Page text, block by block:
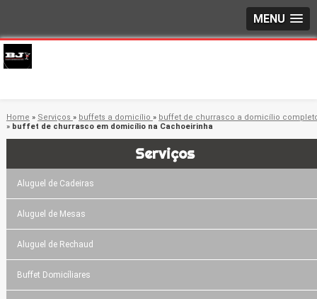
MENU
Home » Serviços » buffets a domicílio » buffet de churrasco a domicílio
» buffet de churrasco em domicílio na Cachoeirinha
Serviços
Aluguel de Cadeiras
Aluguel de Mesas
Aluguel de Rechaud
Buffet Domicíliares